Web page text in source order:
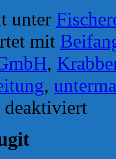
unter
mit
,
,
deaktiviert